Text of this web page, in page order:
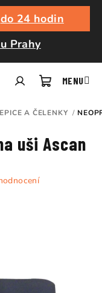
do 24 hodin
Prahy
košík
A ČELENKY /
uši Ascan